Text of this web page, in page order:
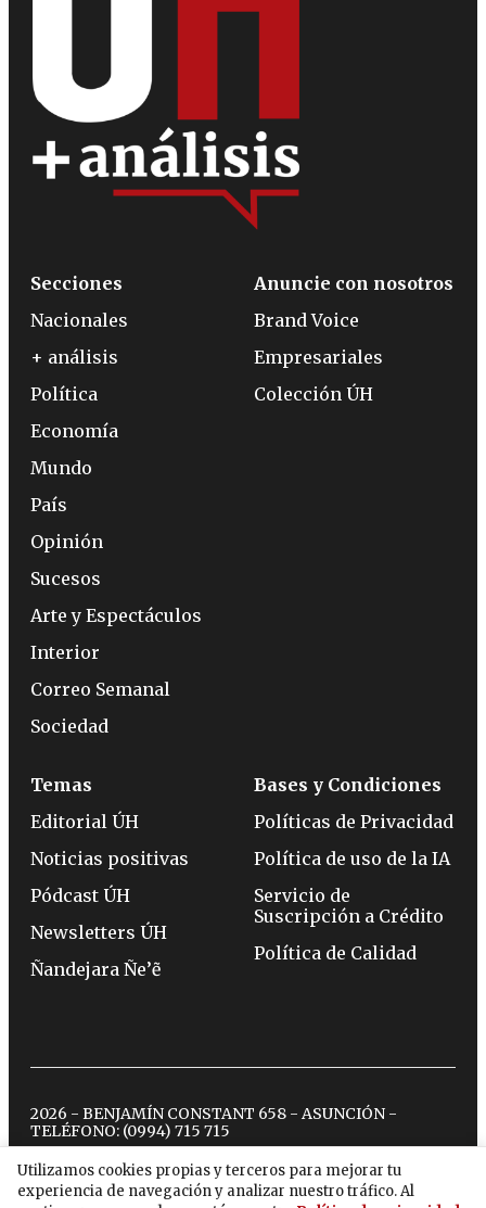
Utilizamos cookies propias y terceros para mejorar tu
experiencia de navegación y analizar nuestro tráfico. Al
Secciones
Nacionales
+ análisis
Política
Economía
Mundo
País
Opinión
Sucesos
Arte y Espectáculos
Interior
Correo Semanal
Sociedad
Anuncie con nosotros
Brand Voice
Empresariales
Colección ÚH
Temas
Editorial ÚH
Noticias positivas
Pódcast ÚH
Newsletters ÚH
Ñandejara Ñe’ẽ
Bases y Condiciones
Políticas de Privacidad
Política de uso de la IA
Servicio de
Suscripción a Crédito
Política de Calidad
2026 - BENJAMÍN CONSTANT 658 - ASUNCIÓN -
TELÉFONO: (0994) 715 715
twitterinstagram
facebook
tiktokyoutubespotify